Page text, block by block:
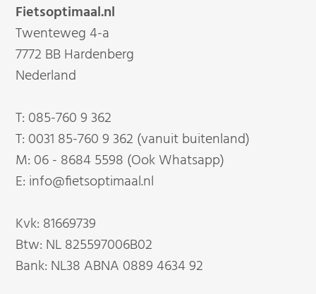
Fietsoptimaal.nl
Twenteweg 4-a
7772 BB Hardenberg
Nederland
T: 085-760 9 362
T: 0031 85-760 9 362 (vanuit buitenland)
M: 06 - 8684 5598 (Ook Whatsapp)
E: info@fietsoptimaal.nl
Kvk: 81669739
Btw: NL 825597006B02
Bank: NL38 ABNA 0889 4634 92